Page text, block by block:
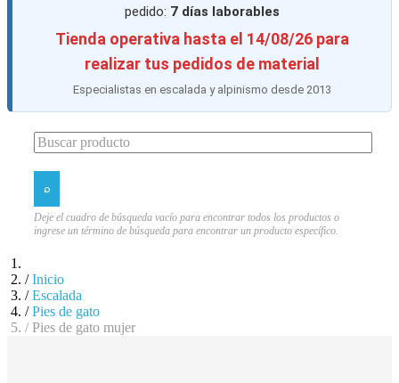
pedido: 7 días laborables
Tienda operativa hasta el 14/08/26 para
realizar tus pedidos de material
Especialistas en escalada y alpinismo desde 2013
Deje el cuadro de búsqueda vacío para encontrar todos los productos o
ingrese un término de búsqueda para encontrar un producto específico.
Inicio
Escalada
Pies de gato
Pies de gato mujer